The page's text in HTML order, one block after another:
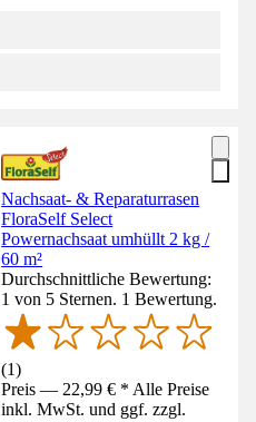
Nachsaat- & Reparaturrasen
FloraSelf Select
Powernachsaat umhüllt 2 kg /
60 m²
Durchschnittliche Bewertung:
1 von 5 Sternen. 1 Bewertung.
(1)
Preis — 22,99 € * Alle Preise
inkl. MwSt. und ggf. zzgl.